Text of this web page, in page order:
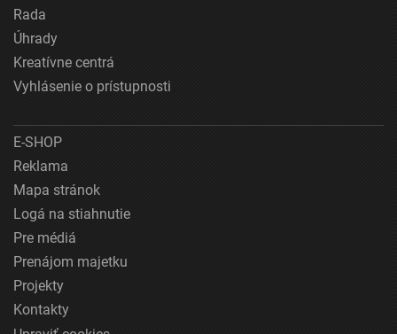
Rada
Úhrady
Kreatívne centrá
Vyhlásenie o prístupnosti
E-SHOP
Reklama
Mapa stránok
Logá na stiahnutie
Pre médiá
Prenájom majetku
Projekty
Kontakty